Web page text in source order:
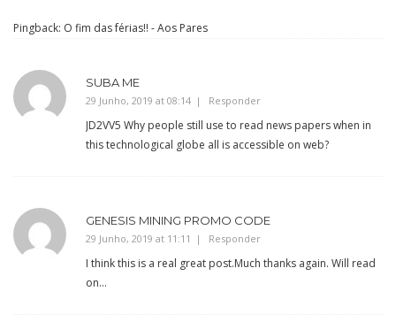
Pingback: O fim das férias!! - Aos Pares
SUBA ME
29 Junho, 2019 at 08:14 Responder
JD2VV5 Why people still use to read news papers when in
this technological globe all is accessible on web?
GENESIS MINING PROMO CODE
29 Junho, 2019 at 11:11 Responder
I think this is a real great post.Much thanks again. Will read
on…